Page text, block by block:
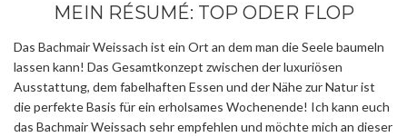
MEIN RÉSUMÉ: TOP ODER FLOP
Das Bachmair Weissach ist ein Ort an dem man die Seele baumeln
lassen kann! Das Gesamtkonzept zwischen der luxuriösen
Ausstattung, dem fabelhaften Essen und der Nähe zur Natur ist
die perfekte Basis für ein erholsames Wochenende! Ich kann euch
das Bachmair Weissach sehr empfehlen und möchte mich an dieser